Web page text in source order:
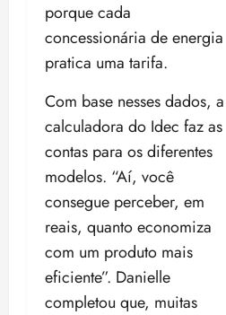
porque cada
concessionária de energia
pratica uma tarifa.
Com base nesses dados, a
calculadora do Idec faz as
contas para os diferentes
modelos. “Aí, você
consegue perceber, em
reais, quanto economiza
com um produto mais
eficiente”. Danielle
completou que, muitas